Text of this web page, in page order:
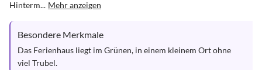
Hinterm... Mehr anzeigen
Besondere Merkmale
Das Ferienhaus liegt im Grünen, in einem kleinem Ort ohne
viel Trubel.